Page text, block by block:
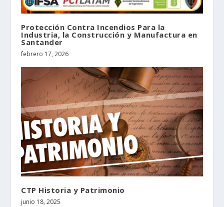
Protección Contra Incendios Para la
Industria, la Construcción y Manufactura en
Santander
febrero 17, 2026
CTP Historia y Patrimonio
junio 18, 2025